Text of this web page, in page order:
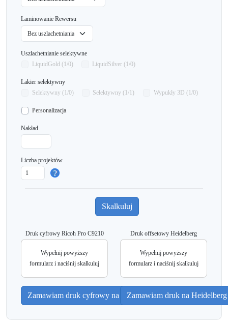
Laminowanie Rewersu
Uszlachetnianie selektywne
LiquidGold (1/0)
LiquidSilver (1/0)
Lakier selektywny
Selektywny (1/0)
Selektywny (1/1) Wypukły 3D (1/0)
Personalizacja
Nakład
Liczba projektów
Druk cyfrowy Ricoh Pro C9210
Wypełnij powyższy
formularz i naciśnij skalkuluj
Druk offsetowy Heidelberg
Wypełnij powyższy
formularz i naciśnij skalkuluj